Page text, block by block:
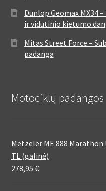
Dunlop Geomax MX34
ir vidutinio kietumo
Mitas Street Force –
padanga
Motociklų padangos
Metzeler ME 888 Marathon
TL (galinė)
278,95 €